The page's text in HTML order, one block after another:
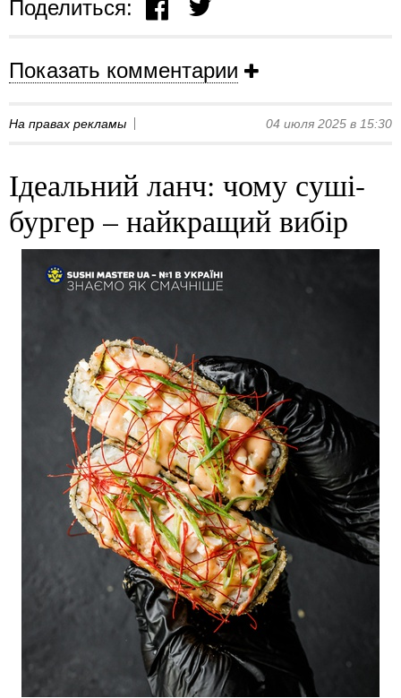
Поделиться:
Показать комментарии
На правах рекламы 04 июля 2025 в 15:30
Ідеальний ланч: чому суші-
бургер – найкращий вибір